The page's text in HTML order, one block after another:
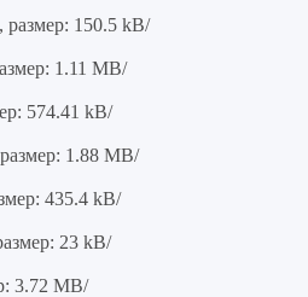
размер: 150.5 kB/
1.11 MB/
574.41 kB/
1.88 MB/
435.4 kB/
23 kB/
3.72 MB/